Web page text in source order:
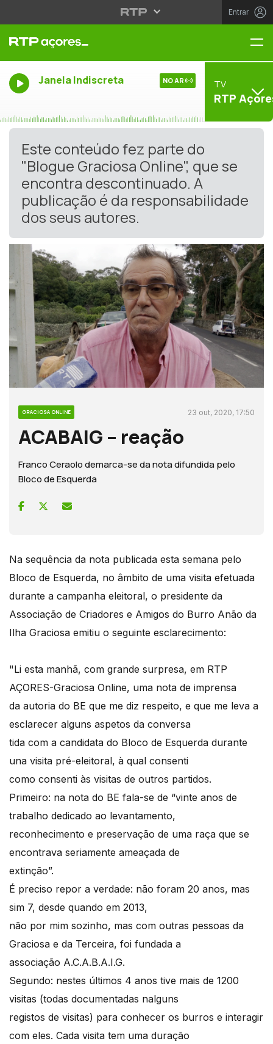
Entrar
Janela Indiscreta NO AR TV
RTP
Este conteúdo fez parte do
"Blogue Graciosa Online", que se
encontra descontinuado. A
publicação é da responsabilidade
dos seus autores.
GRACIOSA ONLINE 23 out, 2020, 17:50
ACABAIG – reação
Franco Ceraolo demarca-se da nota difundida pelo
Bloco de Esquerda
Na sequência da nota publicada esta semana pelo
Bloco de Esquerda, no âmbito de uma visita efetuada
durante a campanha eleitoral, o presidente da
Associação de Criadores e Amigos do Burro Anão da
Ilha Graciosa emitiu o seguinte esclarecimento:
"Li esta manhã, com grande surpresa, em RTP
AÇORES-Graciosa Online, uma nota de imprensa
da autoria do BE que me diz respeito, e que me leva a
esclarecer alguns aspetos da conversa
tida com a candidata do Bloco de Esquerda durante
una visita pré-eleitoral, à qual consenti
como consenti às visitas de outros partidos.
Primeiro: na nota do BE fala-se de “vinte anos de
trabalho dedicado ao levantamento,
reconhecimento e preservação de uma raça que se
encontrava seriamente ameaçada de
extinção”.
É preciso repor a verdade: não foram 20 anos, mas
sim 7, desde quando em 2013,
não por mim sozinho, mas com outras pessoas da
Graciosa e da Terceira, foi fundada a
associação A.C.A.B.A.I.G.
Segundo: nestes últimos 4 anos tive mais de 1200
visitas (todas documentadas nalguns
registos de visitas) para conhecer os burros e interagir
com eles. Cada visita tem uma duração